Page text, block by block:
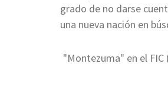
grado de no darse
una nueva nación en
"Montezuma" en el FIC